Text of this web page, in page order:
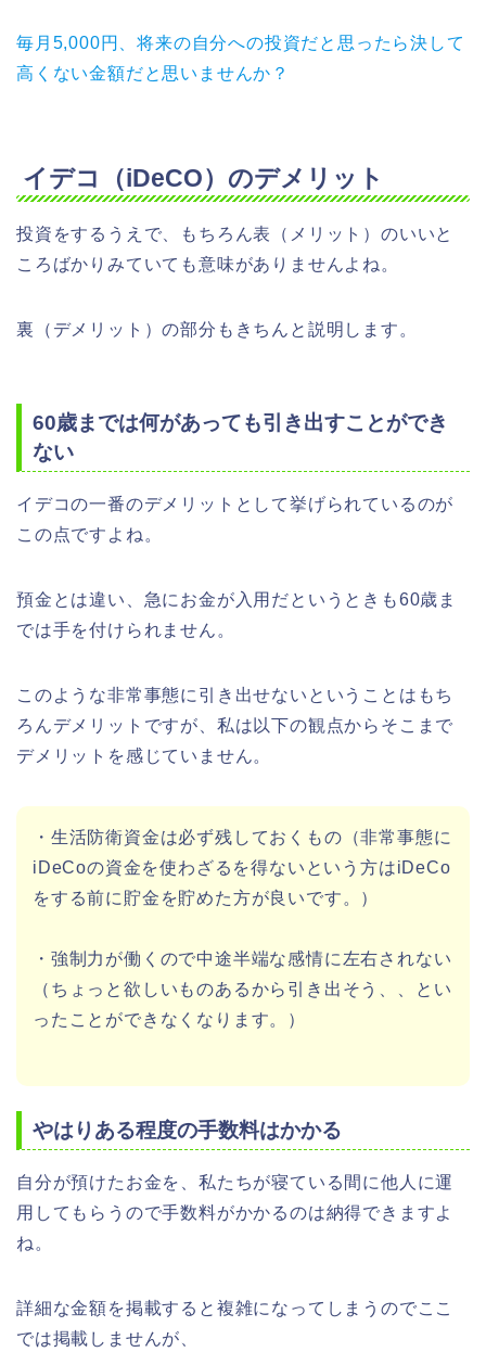
毎月5,000円、将来の自分への投資だと思ったら決して
高くない金額だと思いませんか？
イデコ（iDeCO）のデメリット
投資をするうえで、もちろん表（メリット）のいいと
ころばかりみていても意味がありませんよね。
裏（デメリット）の部分もきちんと説明します。
60歳までは何があっても引き出すことができ
ない
イデコの一番のデメリットとして挙げられているのが
この点ですよね。
預金とは違い、急にお金が入用だというときも60歳ま
では手を付けられません。
このような非常事態に引き出せないということはもち
ろんデメリットですが、私は以下の観点からそこまで
デメリットを感じていません。
・生活防衛資金は必ず残しておくもの（非常事態に
iDeCoの資金を使わざるを得ないという方はiDeCo
をする前に貯金を貯めた方が良いです。）
・強制力が働くので中途半端な感情に左右されない
（ちょっと欲しいものあるから引き出そう、、とい
ったことができなくなります。）
やはりある程度の手数料はかかる
自分が預けたお金を、私たちが寝ている間に他人に運
用してもらうので手数料がかかるのは納得できますよ
ね。
詳細な金額を掲載すると複雑になってしまうのでここ
では掲載しませんが、